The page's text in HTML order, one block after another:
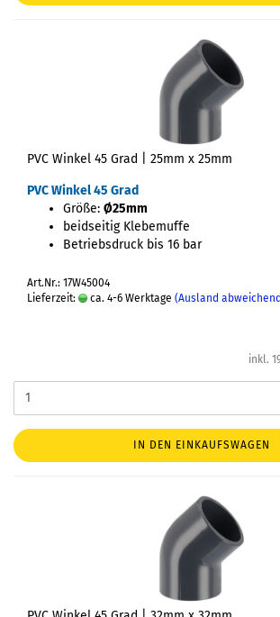
PVC Winkel 45 Grad | 25mm x 25mm
PVC Winkel 45 Grad
Größe: Ø25mm
beidseitig Klebemuffe
Betriebsdruck bis 16 bar
Art.Nr.: 17W45004
Lieferzeit:
ca. 4-6 Werktage (Ausland
inkl.
IN DEN EINKAUFSWAGEN